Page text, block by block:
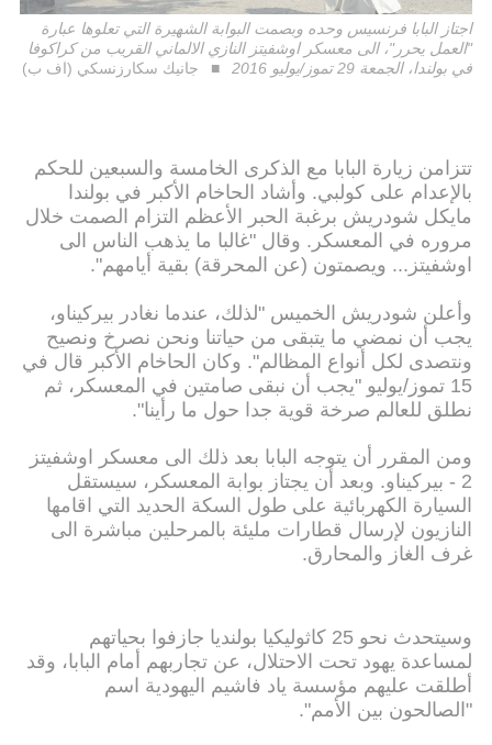
اجتاز البابا فرنسيس وحده وبصمت البوابة الشهيرة التي تعلوها عبارة
"العمل يحرر"، الى معسكر اوشفيتز النازي الالماني القريب من كراكوفا
في بولندا، الجمعة 29 تموز/يوليو 2016
جانيك سكارزنسكي (اف ب)
تتزامن زيارة البابا مع الذكرى الخامسة والسبعين للحكم
بالإعدام على كولبي. وأشاد الحاخام الأكبر في بولندا
مايكل شودريش برغبة الحبر الأعظم التزام الصمت خلال
مروره في المعسكر. وقال "غالبا ما يذهب الناس الى
اوشفيتز... ويصمتون (عن المحرقة) بقية أيامهم".
وأعلن شودريش الخميس "لذلك، عندما نغادر بيركيناو،
يجب أن نمضي ما يتبقى من حياتنا ونحن نصرخ ونصيح
ونتصدى لكل أنواع المظالم". وكان الحاخام الأكبر قال في
15 تموز/يوليو "يجب أن نبقى صامتين في المعسكر، ثم
نطلق للعالم صرخة قوية جدا حول ما رأينا".
ومن المقرر أن يتوجه البابا بعد ذلك الى معسكر اوشفيتز
2 - بيركيناو. وبعد أن يجتاز بوابة المعسكر، سيستقل
السيارة الكهربائية على طول السكة الحديد التي اقامها
النازيون لإرسال قطارات مليئة بالمرحلين مباشرة الى
غرف الغاز والمحارق.
وسيتحدث نحو 25 كاثوليكيا بولنديا جازفوا بحياتهم
لمساعدة يهود تحت الاحتلال، عن تجاربهم أمام البابا، وقد
أطلقت عليهم مؤسسة ياد فاشيم اليهودية اسم
"الصالحون بين الأمم".